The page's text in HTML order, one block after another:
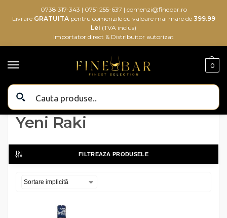
0738 317-343 | 0751 255-637 | comenzi@finebar.ro
Livrare GRATUITA pentru comenzile cu valoare mai mare de399.99
Lei (TVA inclus)
Importator direct & Distribuitor autorizat
0
Bauturi alcoolice Brand produs
Yeni Raki
FILTREAZA PRODUSELE